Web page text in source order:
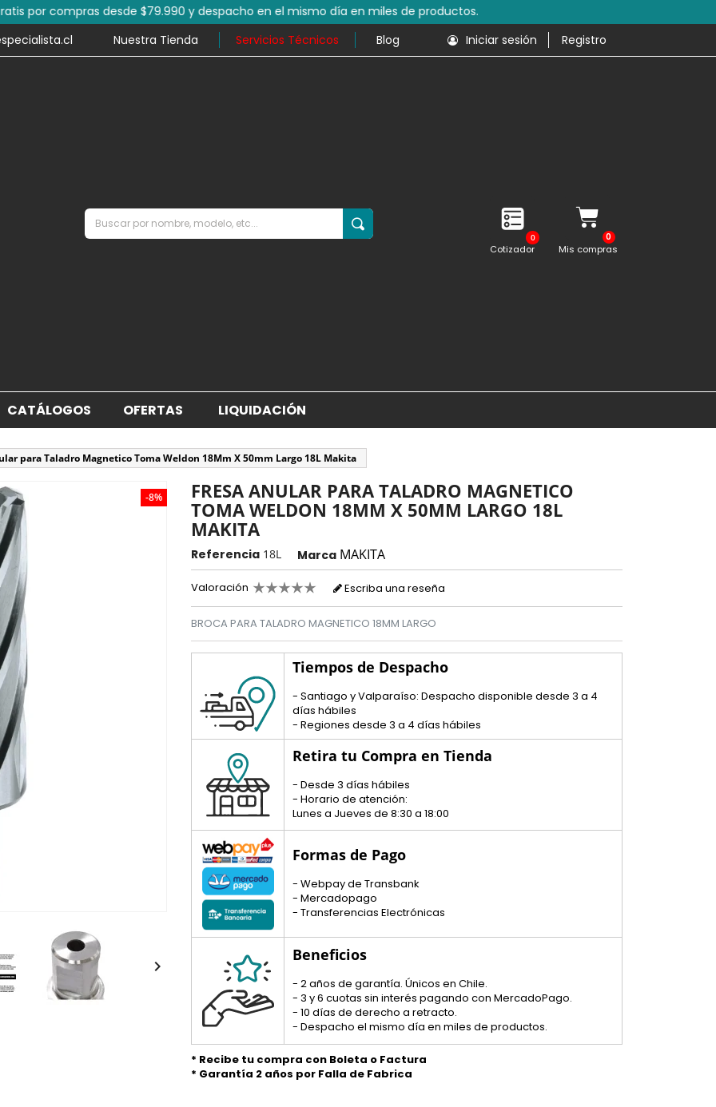
compras desde $79.990 y despacho en el mismo día en miles de productos.
Nuestra Tienda Servicios Técnicos Blog Iniciar sesión Registro
0
Cotizador Mis compras
CATÁLOGOS OFERTAS LIQUIDACIÓN
para Taladro Magnetico Toma Weldon 18Mm X 50mm Largo 18L Makita
-8%

FRESA ANULAR PARA TALADRO MAGNETICO
TOMA WELDON 18MM X 50MM LARGO 18L
MAKITA
Referencia 18L Marca MAKITA
Valoración Escriba una reseña
BROCA PARA TALADRO MAGNETICO 18MM LARGO
Tiempos de Despacho
- Santiago y Valparaíso: Despacho disponible desde 3 a 4
días hábiles
- Regiones desde 3 a 4 días hábiles
Retira tu Compra en Tienda
- Desde 3 días hábiles
- Horario de atención:
Lunes a Jueves de 8:30 a 18:00
Formas de Pago
- Webpay de Transbank
- Mercadopago
- Transferencias Electrónicas
Beneficios
- 2 años de garantía. Únicos en Chile.
- 3 y 6 cuotas sin interés pagando con MercadoPago.
- 10 días de derecho a retracto.
- Despacho el mismo día en miles de productos.
* Recibe tu compra con Boleta o Factura
* Garantía 2 años por Falla de Fabrica